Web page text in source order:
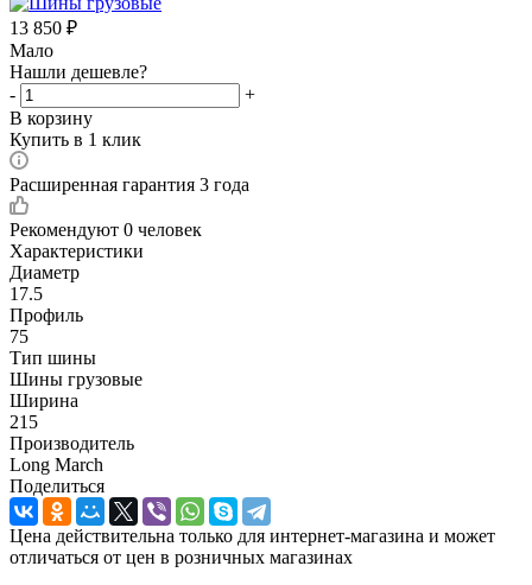
13 850 ₽
Мало
Нашли дешевле?
-
+
В корзину
Купить в 1 клик
Расширенная гарантия 3 года
Рекомендуют 0 человек
Характеристики
Диаметр
17.5
Профиль
75
Тип шины
Шины грузовые
Ширина
215
Производитель
Long March
Поделиться
Цена действительна только для интернет-магазина и может
отличаться от цен в розничных магазинах